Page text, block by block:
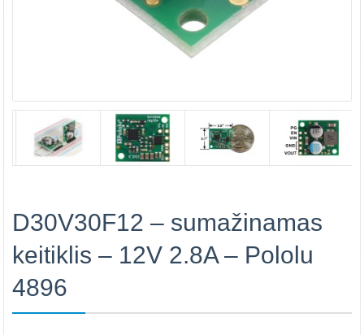
D30V30F12 – sumažinamas
keitiklis – 12V 2.8A – Pololu
4896